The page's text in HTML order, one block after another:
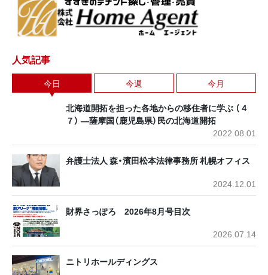
人気記事
今日 今週 今月
北海道開拓を担った各地からの移住者に学ぶ （４
７） ―薩摩国（鹿児島県）民の北海道開拓
2022.08.01
弁護士法人 森・濱田松本法律事務所 札幌オフィス
2024.12.01
財界さっぽろ 2026年8月号目次
2026.07.14
ニトリホールディングス